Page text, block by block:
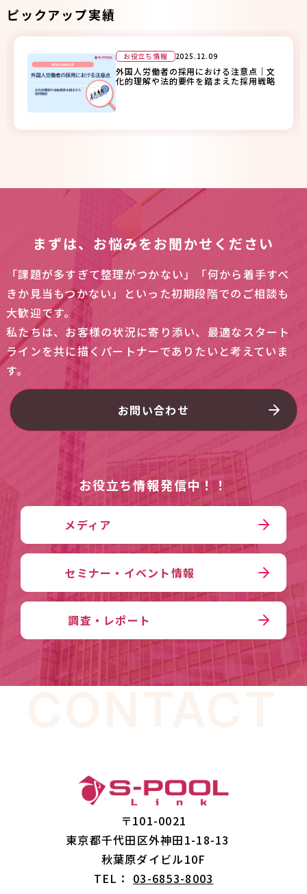
ピックアップ実績
お役立ち情報 2025.12.09
ハイパフォーマーを引き寄せる「候補者
プール」の作り方｜採用のリードタイム
まずは、お悩みをお聞かせください
「課題が多すぎて整理がつかない」「何から着手すべ
きか見当もつかない」といった初期段階でのご相談も
大歓迎です。
私たちは、お客様の状況に寄り添い、最適なスタート
ラインを共に描くパートナーでありたいと考えていま
す。
お問い合わせ
お役立ち情報発信中！！
メディア
セミナー・イベント情報
調査・レポート
〒101-0021
東京都千代田区外神田1-18-13
秋葉原ダイビル10F
TEL： 03-6853-8003